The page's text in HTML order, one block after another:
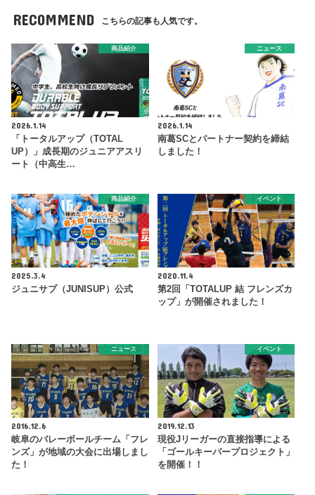
RECOMMEND こちらの記事も人気です。
商品紹介
2026.1.14
「トータルアップ（TOTAL
UP）」成長期のジュニアアスリ
ート（中高生…
ニュース
2026.1.14
南葛SCとパートナー契約を締結
しました！
商品紹介
2025.3.4
ジュニサプ（JUNISUP）公式
イベント
2020.11.4
第2回「TOTALUP 結 フレンズカ
ップ」が開催されました！
ニュース
2016.12.6
岐阜のバレーボールチーム「フレ
ンズ」が地域の大会に出場しまし
た！
イベント
2019.12.13
現役Jリーガーの直接指導による
「ゴールキーパープロジェクト」
を開催！！